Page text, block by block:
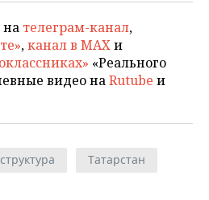
на телеграм-канал,
,канал в MAXи
«Реального
видео наRutube и
Татарстан